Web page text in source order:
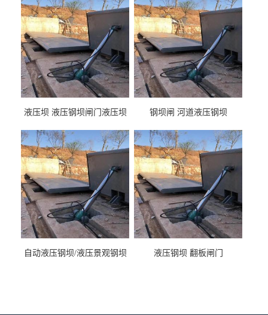
液压坝 液压钢坝闸门液压坝
钢坝闸 河道液压钢坝
自动液压钢坝/液压景观钢坝 液压钢坝 翻板闸门